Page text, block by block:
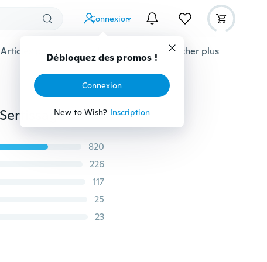
Connexion
Débloquez des promos !
Connexion
New to Wish? Inscription
Articles pour animaux domestiques Afficher plus
12 Pièces Éponge ronde à cirer spéciale pour voiture Sertissage petite éponge éponge à polir éponge pour lave-auto
820
226
117
25
23